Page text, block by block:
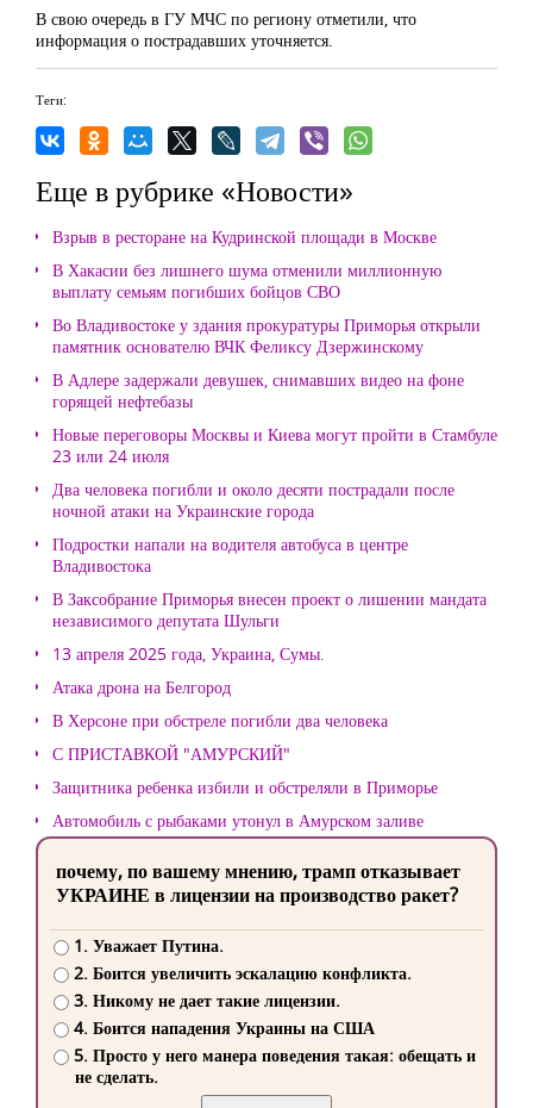
В свою очередь в ГУ МЧС по региону отметили, что
информация о пострадавших уточняется.
Теги:
Еще в рубрике «Новости»
Взрыв в ресторане на Кудринской площади в Москве
В Хакасии без лишнего шума отменили миллионную
выплату семьям погибших бойцов СВО
Во Владивостоке у здания прокуратуры Приморья открыли
памятник основателю ВЧК Феликсу Дзержинскому
В Адлере задержали девушек, снимавших видео на фоне
горящей нефтебазы
Новые переговоры Москвы и Киева могут пройти в Стамбуле
23 или 24 июля
Два человека погибли и около десяти пострадали после
ночной атаки на Украинские города
Подростки напали на водителя автобуса в центре
Владивостока
В Заксобрание Приморья внесен проект о лишении мандата
независимого депутата Шульги
13 апреля 2025 года, Украина, Сумы.
Атака дрона на Белгород
В Херсоне при обстреле погибли два человека
С ПРИСТАВКОЙ "АМУРСКИЙ"
Защитника ребенка избили и обстреляли в Приморье
Автомобиль с рыбаками утонул в Амурском заливе
почему, по вашему мнению, трамп отказывает
УКРАИНЕ в лицензии на производство ракет?
1. Уважает Путина.
2. Боится увеличить эскалацию конфликта.
3. Никому не дает такие лицензии.
4. Боится нападения Украины на США
5. Просто у него манера поведения такая: обещать и
не сделать.